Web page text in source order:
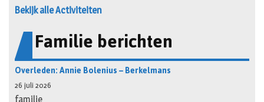
Bekijk alle Activiteiten
Familie berichten
Overleden: Annie Bolenius – Berkelmans
26 juli 2026
familie